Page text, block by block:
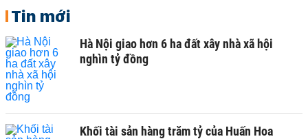
Tin mới
Hà Nội giao hơn 6 ha đất xây nhà xã hội
nghìn tỷ đồng
Khối tài sản hàng trăm tỷ của Huấn Hoa